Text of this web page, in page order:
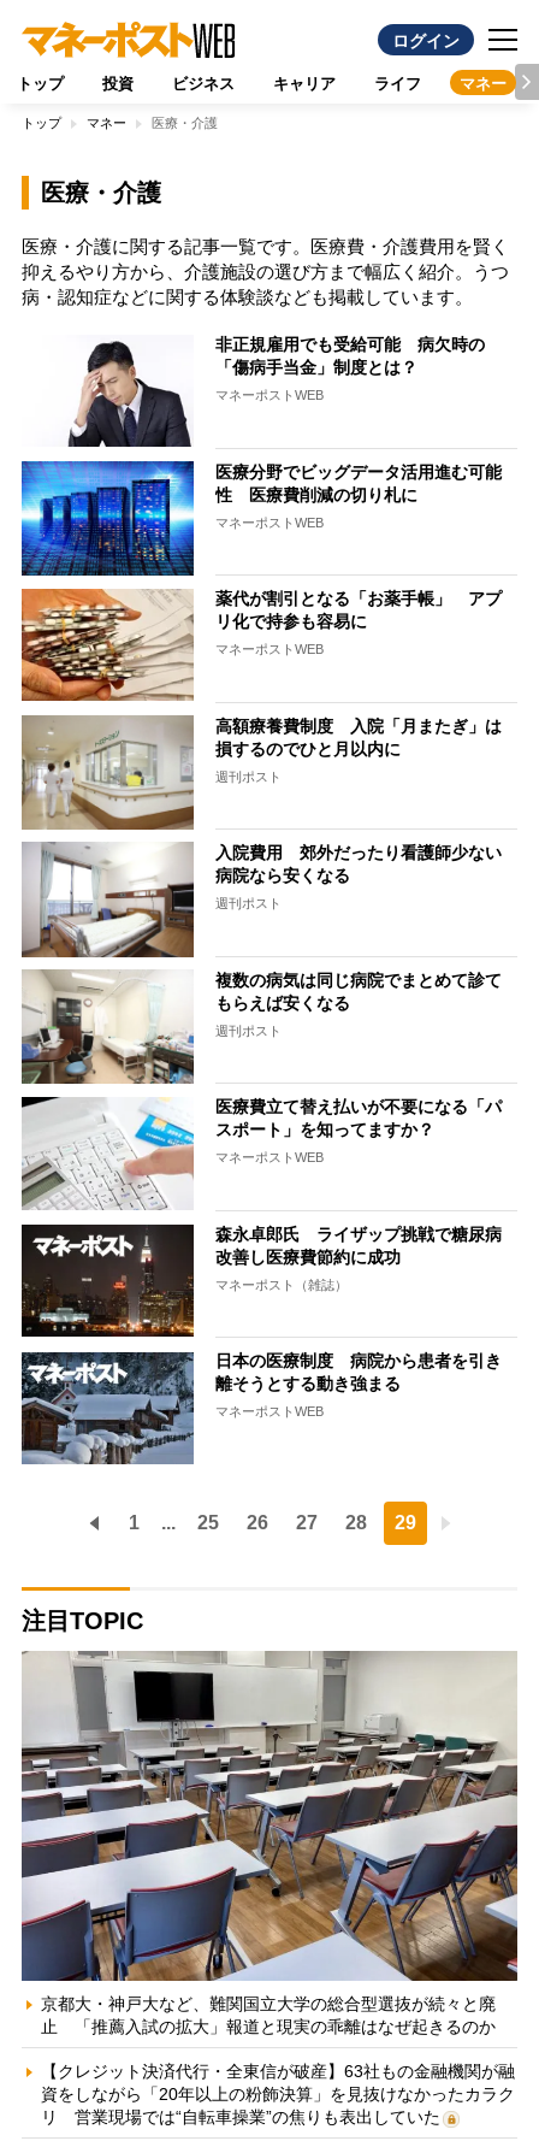
ログイン
トップ 投資 ビジネス キャリア ライフ マネー
トップ マネー 医療・介護
医療・介護
医療・介護に関する記事一覧です。医療費・介護費用を賢く
抑えるやり方から、介護施設の選び方まで幅広く紹介。うつ
病・認知症などに関する体験談なども掲載しています。
非正規雇用でも受給可能 病欠時の
「傷病手当金」制度とは？
マネーポストWEB
医療分野でビッグデータ活用進む可能
性 医療費削減の切り札に
マネーポストWEB
薬代が割引となる「お薬手帳」 アプ
リ化で持参も容易に
マネーポストWEB
高額療養費制度 入院「月またぎ」は
損するのでひと月以内に
週刊ポスト
入院費用 郊外だったり看護師少ない
病院なら安くなる
週刊ポスト
複数の病気は同じ病院でまとめて診て
もらえば安くなる
週刊ポスト
医療費立て替え払いが不要になる「パ
スポート」を知ってますか？
マネーポストWEB
森永卓郎氏 ライザップ挑戦で糖尿病
改善し医療費節約に成功
マネーポスト（雑誌）
日本の医療制度 病院から患者を引き
離そうとする動き強まる
マネーポストWEB
1 ... 25 26 27 28 29
注目TOPIC
京都大・神戸大など、難関国立大学の総合型選抜が続々と廃
止 「推薦入試の拡大」報道と現実の乖離はなぜ起きるのか
【クレジット決済代行・全東信が破産】63社もの金融機関が融
資をしながら「20年以上の粉飾決算」を見抜けなかったカラク
リ 営業現場では“自転車操業”の焦りも表出していた